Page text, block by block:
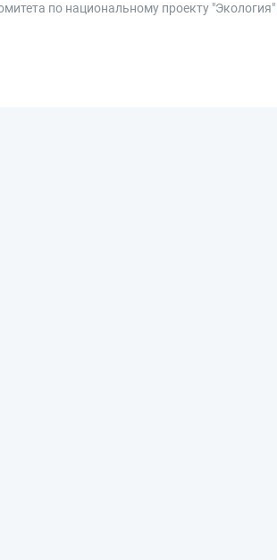
по национальному проекту